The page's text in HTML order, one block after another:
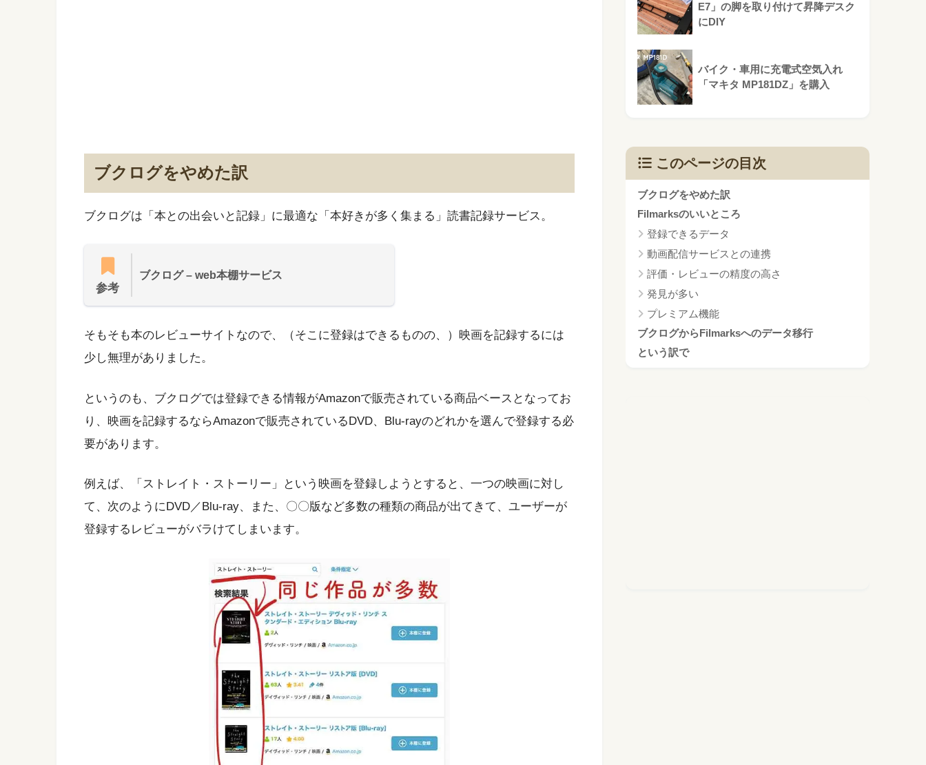
ブクログをやめた訳
ブクログは「本との出会いと記録」に最適な「本好きが多く集まる」読書記録サービス。
参考
ブクログ – web本棚サービス
そもそも本のレビューサイトなので、（そこに登録はできるものの、）映画を記録するには
少し無理がありました。
というのも、ブクログでは登録できる情報がAmazonで販売されている商品ベースとなってお
り、映画を記録するならAmazonで販売されているDVD、Blu-rayのどれかを選んで登録する必
要があります。
例えば、「ストレイト・ストーリー」という映画を登録しようとすると、一つの映画に対し
て、次のようにDVD／Blu-ray、また、〇〇版など多数の種類の商品が出てきて、ユーザーが
登録するレビューがバラけてしまいます。
E7」の脚を取り付けて昇降デスク
にDIY
バイク・車用に充電式空気入れ
「マキタ MP181DZ」を購入
このページの目次
ブクログをやめた訳
Filmarksのいいところ
登録できるデータ
動画配信サービスとの連携
評価・レビューの精度の高さ
発見が多い
プレミアム機能
ブクログからFilmarksへのデータ移行
という訳で